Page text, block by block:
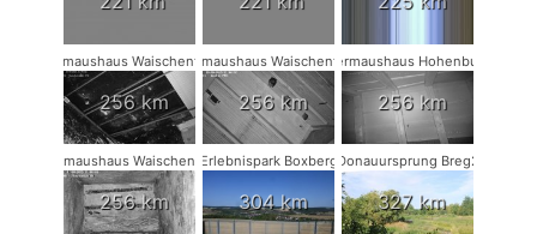
Fledermaushaus Waischenfeld #3
256 km
Fledermaushaus Waischenfeld #2
256 km
Fledermaushaus Hohenburg #1
256 km
Fledermaushaus Waischenfeld #1
256 km
Erlebnispark Boxberg
304 km
Donauursprung Breg2
327 km